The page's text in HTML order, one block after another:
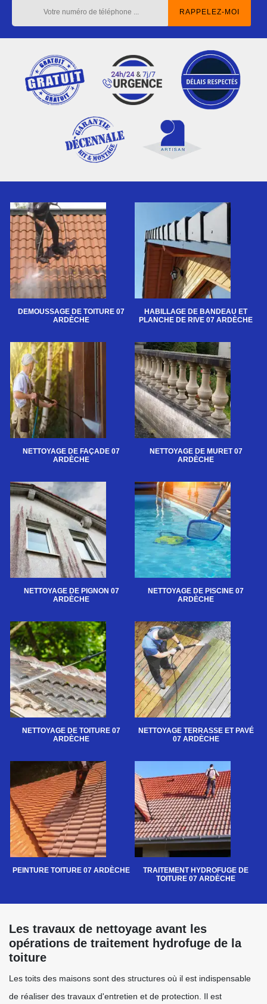
DEMOUSSAGE DE TOITURE 07
ARDÈCHE
HABILLAGE DE BANDEAU ET
PLANCHE DE RIVE 07 ARDÈCHE
NETTOYAGE DE FAÇADE 07
ARDÈCHE
NETTOYAGE DE MURET 07
ARDÈCHE
NETTOYAGE DE PIGNON 07
ARDÈCHE
NETTOYAGE DE PISCINE 07
ARDÈCHE
NETTOYAGE DE TOITURE 07
ARDÈCHE
NETTOYAGE TERRASSE ET PAVÉ
07 ARDÈCHE
PEINTURE TOITURE 07 ARDÈCHE
TRAITEMENT HYDROFUGE DE
TOITURE 07 ARDÈCHE
Les travaux de nettoyage avant les
opérations de traitement hydrofuge de la
toiture
Les toits des maisons sont des structures où il est indispensable
de réaliser des travaux d'entretien et de protection. Il est